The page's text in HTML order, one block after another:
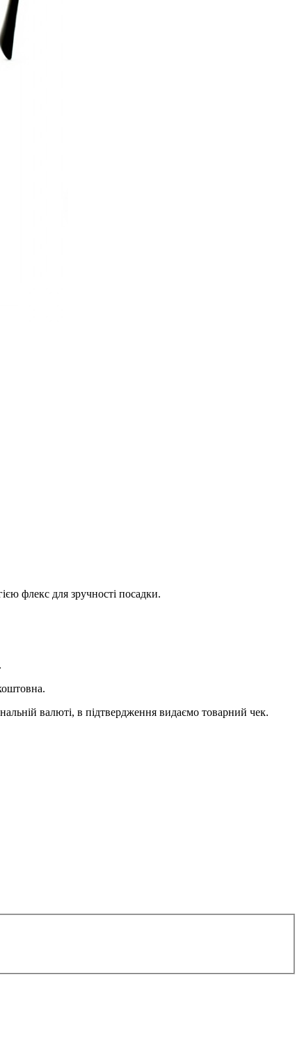
флекс для зручності посадки.
валюті, в підтвердження видаємо товарний чек.